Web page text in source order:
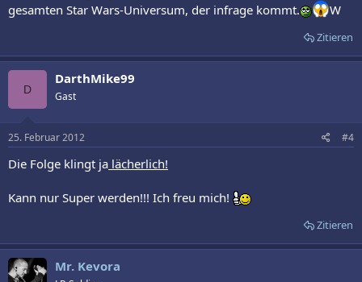
gesamten Star Wars-Universum, der infrage kommt.
W
Zitieren
D
DarthMike99
Gast
25. Februar 2012 #4
Die Folge klingt ja lächerlich!
Kann nur Super werden!!! Ich freu mich!
Zitieren
Mr. Kevora